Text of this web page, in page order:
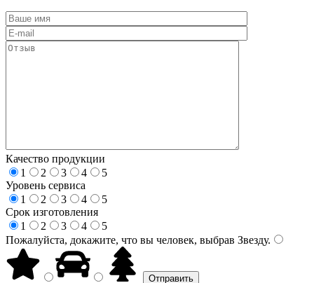
Качество продукции
1
2 3 4
5
Уровень сервиса
1
2 3 4
5
Срок изготовления
1
2 3 4
5
Пожалуйста, докажите, что вы человек, выбрав Звезду.